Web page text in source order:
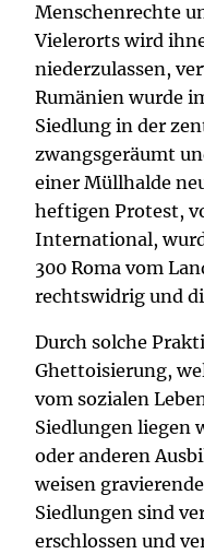
Menschenrechte
Vielerorts wird
niederzulassen,
Rumänien wurde
Siedlung in der
zwangsgeräumt
einer Müllhalde
heftigen Protest,
International,
300 Roma vom
rechtswidrig und
Durch solche
Ghettoisierung,
vom sozialen
Siedlungen liegen
oder anderen
weisen
Siedlungen sind
erschlossen und